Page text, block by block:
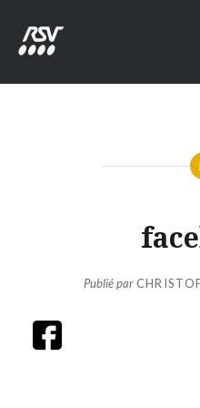
contenu
RSV54
Publié par